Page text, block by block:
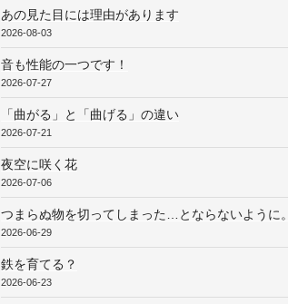
あの見た目には理由があります
2026-08-03
音も性能の一つです！
2026-07-27
「曲がる」と「曲げる」の違い
2026-07-21
夜空に咲く花
2026-07-06
つまらぬ物を切ってしまった…とならないように。
2026-06-29
鉄を育てる？
2026-06-23